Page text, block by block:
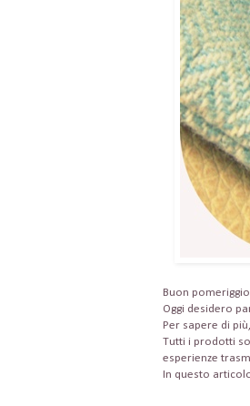
Buon
Oggi desidero
Per sapere di
Tutti i prodotti
esperienze
In questo